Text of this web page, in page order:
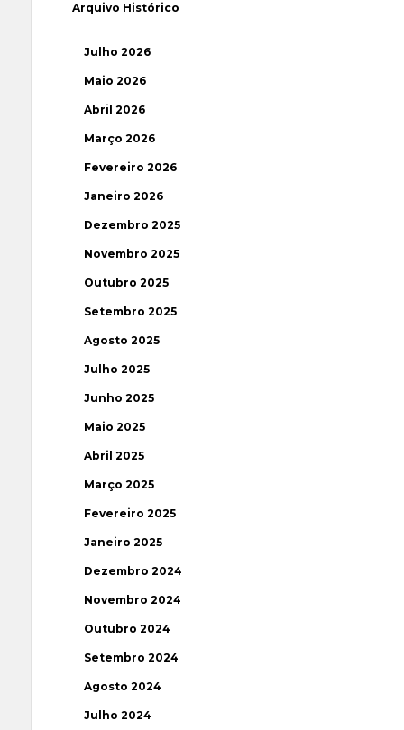
Arquivo Histórico
Julho 2026
Maio 2026
Abril 2026
Março 2026
Fevereiro 2026
Janeiro 2026
Dezembro 2025
Novembro 2025
Outubro 2025
Setembro 2025
Agosto 2025
Julho 2025
Junho 2025
Maio 2025
Abril 2025
Março 2025
Fevereiro 2025
Janeiro 2025
Dezembro 2024
Novembro 2024
Outubro 2024
Setembro 2024
Agosto 2024
Julho 2024